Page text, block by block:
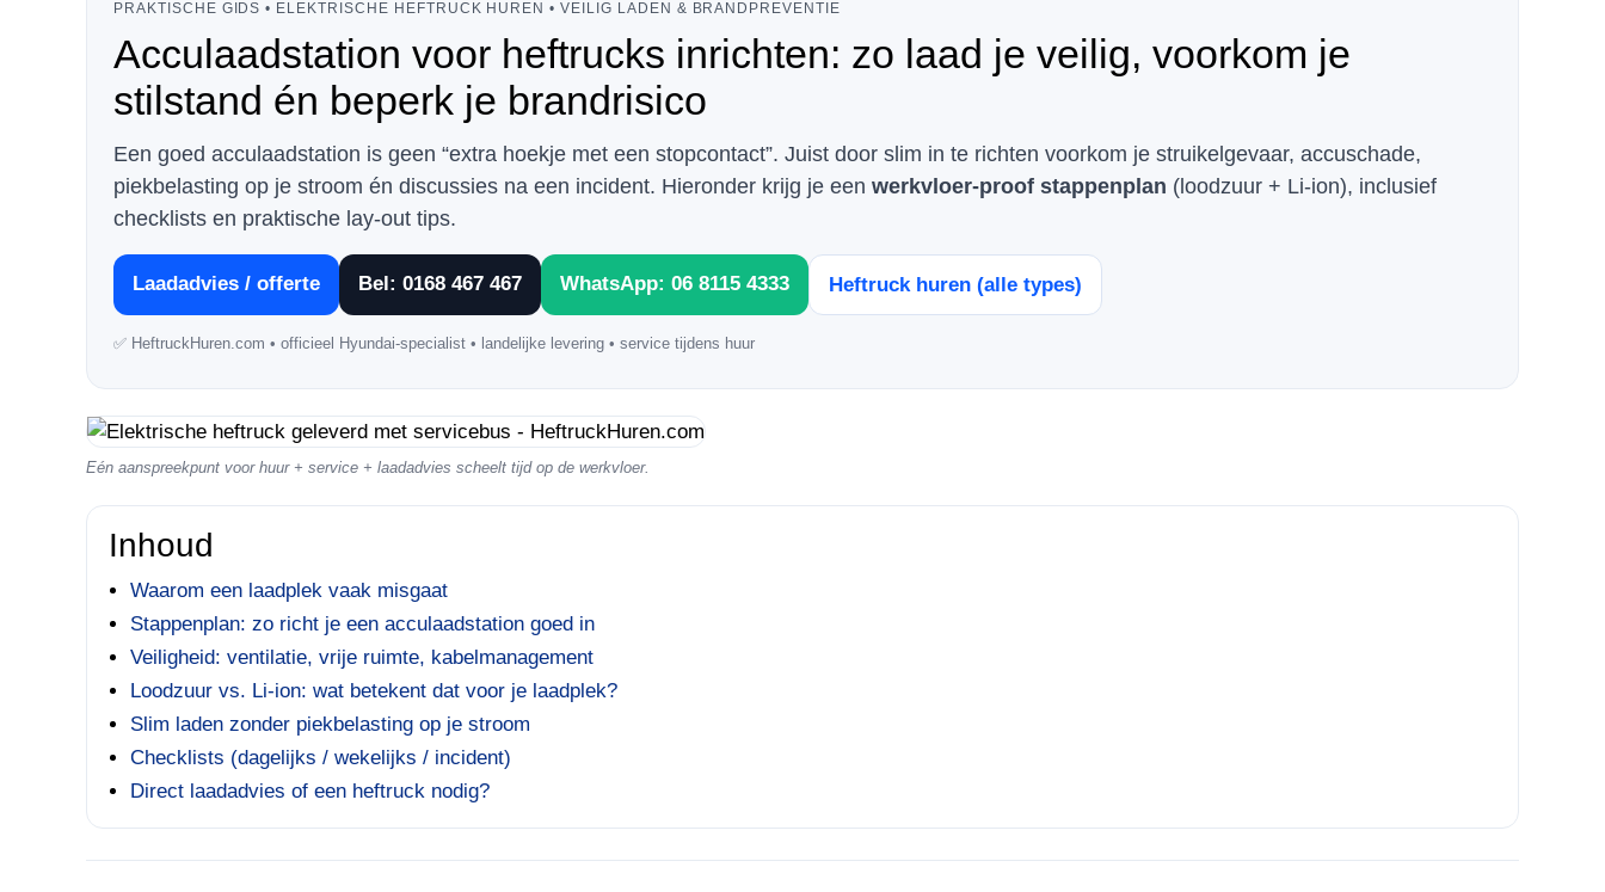
PRAKTISCHE GIDS • ELEKTRISCHE HEFTRUCK HUREN • VEILIG LADEN & BRANDPREVENTIE
Acculaadstation voor heftrucks inrichten: zo laad je veilig, voorkom je
stilstand én beperk je brandrisico
Een goed acculaadstation is geen “extra hoekje met een stopcontact”. Juist door slim in te richten voorkom je struikelgevaar, accuschade,
piekbelasting op je stroom én discussies na een incident. Hieronder krijg je een werkvloer-proof stappenplan (loodzuur + Li-ion), inclusief
checklists en praktische lay-out tips.
Laadadvies / offerte Bel: 0168 467 467 WhatsApp: 06 8115 4333 Heftruck huren (alle types)
✅ HeftruckHuren.com • officieel Hyundai-specialist • landelijke levering • service tijdens huur
Eén aanspreekpunt voor huur + service + laadadvies scheelt tijd op de werkvloer.
Inhoud
Waarom een laadplek vaak misgaat
Stappenplan: zo richt je een acculaadstation goed in
Veiligheid: ventilatie, vrije ruimte, kabelmanagement
Loodzuur vs. Li-ion: wat betekent dat voor je laadplek?
Slim laden zonder piekbelasting op je stroom
Checklists (dagelijks / wekelijks / incident)
Direct laadadvies of een heftruck nodig?